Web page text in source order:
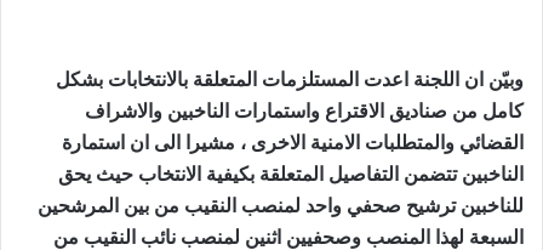
وبيّن ان اللجنة اعدت المستلزمات المتعلقة بالانتخابات بشكل
كامل من صناديق الاقتراع واستمارات الناخبين والاشراف
القضائي والمتطلبات الامنية الاخرى ، مشيرا الى ان استمارة
الناخبين تتضمن التفاصيل المتعلقة بكيفية الانتخاب حيث يحق
للناخبين ترشيح صحفي واحد لمنصب النقيب من بين المرشحين
السبعة لهذا المنصب وصحفيين اثنين لمنصب نائب النقيب من